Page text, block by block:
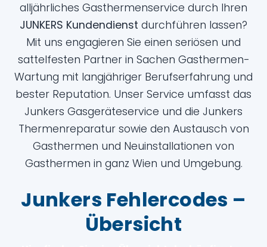
alljährliches Gasthermenservice durch Ihren
JUNKERS Kundendienst durchführen lassen?
Mit uns engagieren Sie einen seriösen und
sattelfesten Partner in Sachen Gasthermen-
Wartung mit langjähriger Berufserfahrung und
bester Reputation. Unser Service umfasst das
Junkers Gasgeräteservice und die Junkers
Thermenreparatur sowie den Austausch von
Gasthermen und Neuinstallationen von
Gasthermen in ganz Wien und Umgebung.
Junkers Fehlercodes –
Übersicht